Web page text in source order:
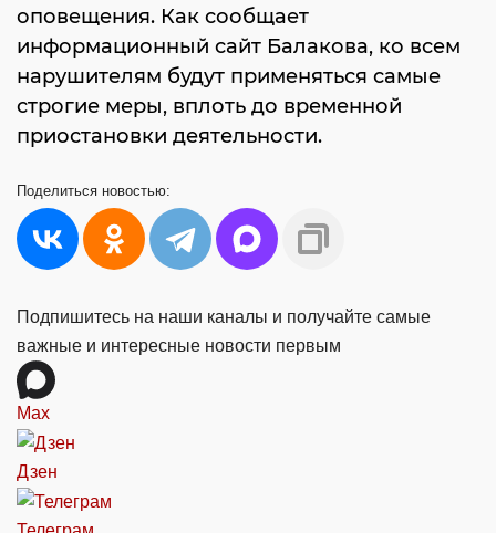
оповещения. Как сообщает
информационный сайт Балакова, ко всем
нарушителям будут применяться самые
строгие меры, вплоть до временной
приостановки деятельности.
Поделиться новостью:
Подпишитесь на наши каналы и получайте самые
важные и интересные новости первым
Max
Дзен